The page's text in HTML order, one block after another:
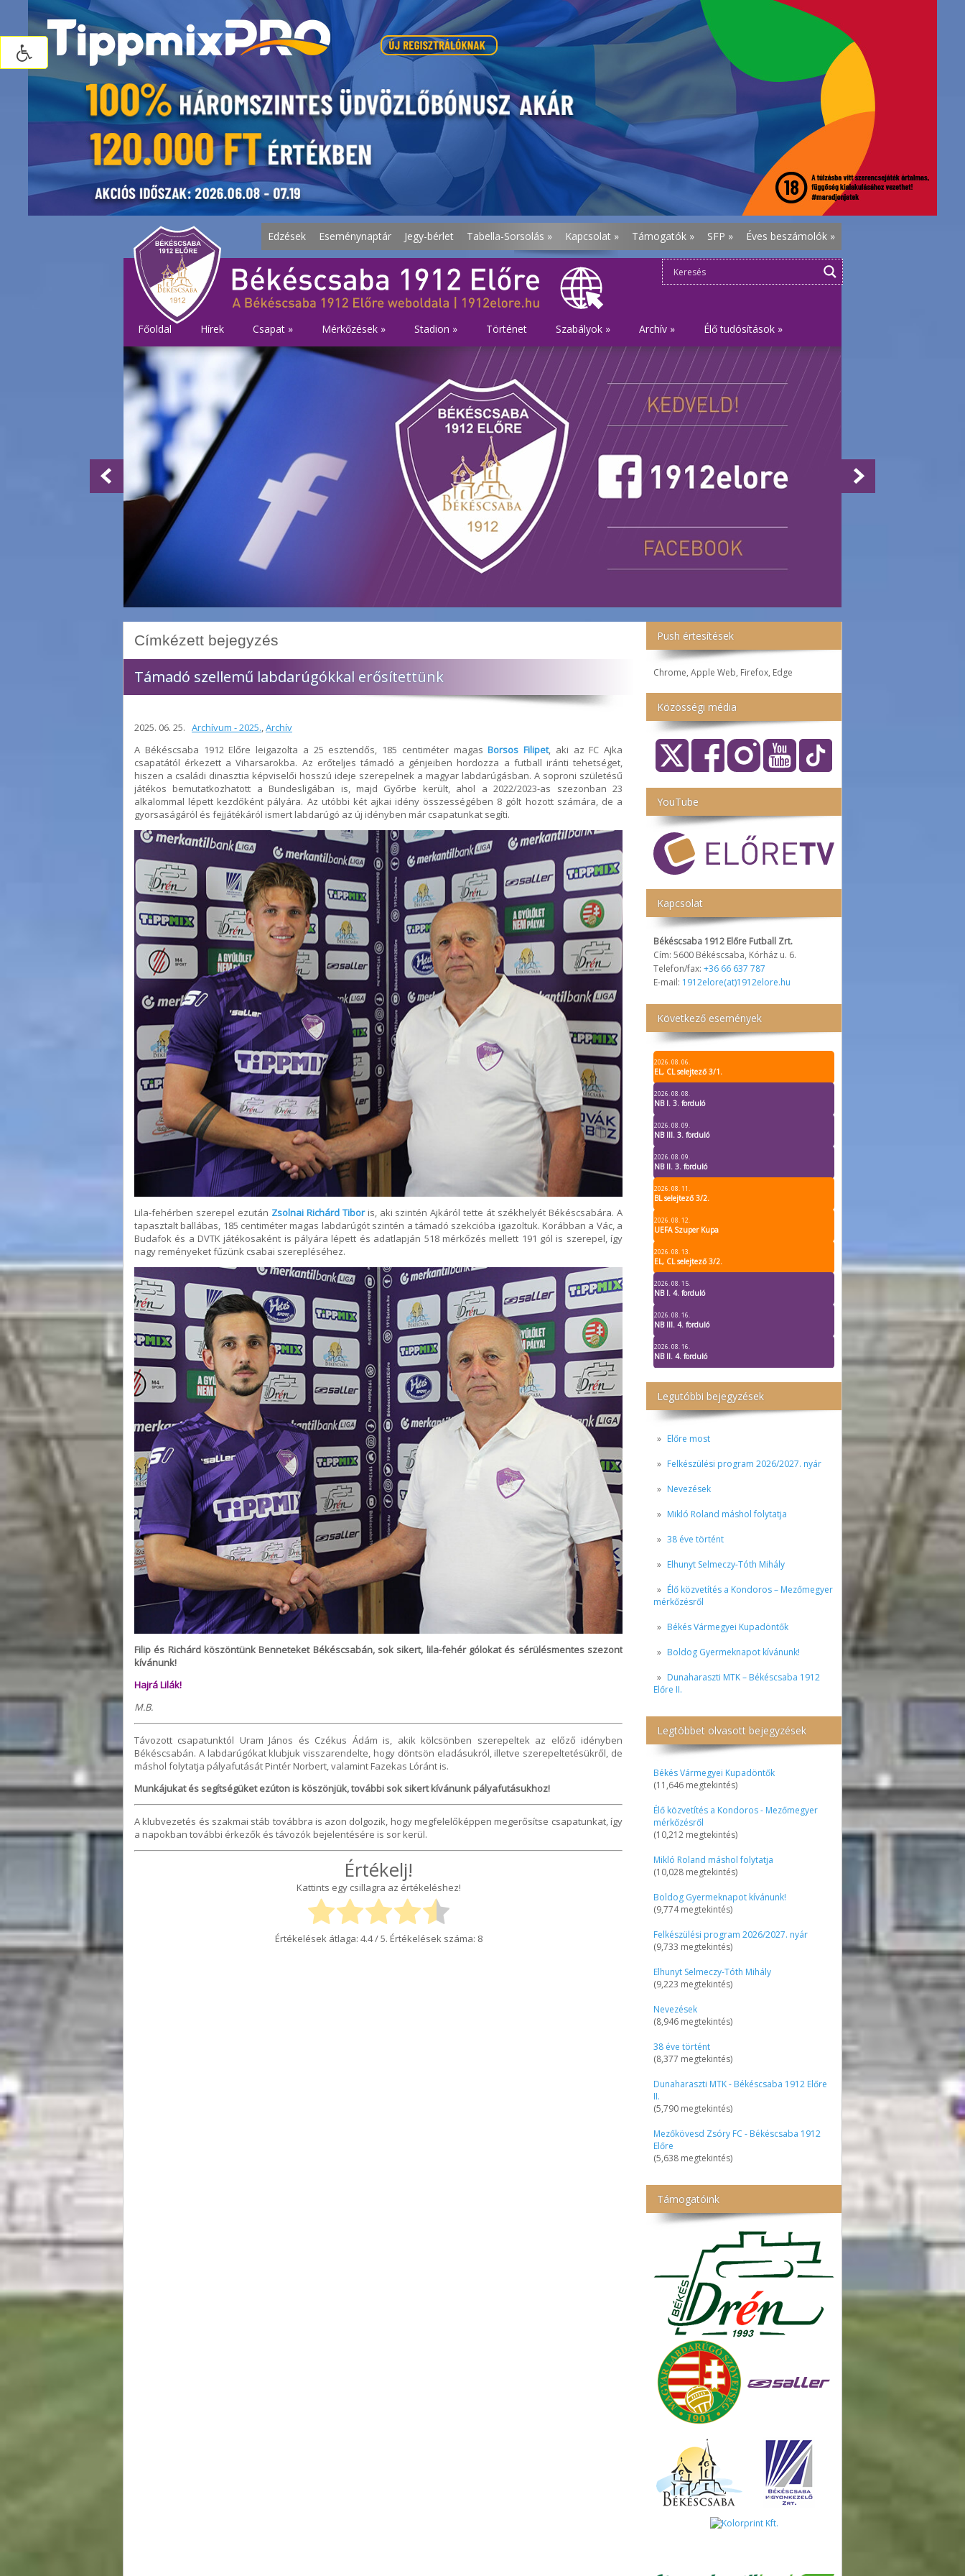
Edzések Eseménynaptár Jegy-bérlet Tabella-Sorsolás » Kapcsolat » Támogatók » SFP » Éves beszámolók »
Főoldal Hírek Csapat » Mérkőzések » Stadion » Történet Szabályok » Archív » Élő tudósítások »
Push értesítések
Chrome, Apple Web, Firefox, Edge
Közösségi média
YouTube
Kapcsolat
Békéscsaba 1912 Előre Futball Zrt.
Cím: 5600 Békéscsaba, Kórház u. 6.
Telefon/fax: +36 66 637 787
E-mail: 1912elore(at)1912elore.hu
Következő események
2026. 08. 06.
EL, CL selejtező 3/1.
2026. 08. 08.
NB I. 3. forduló
2026. 08. 09.
NB III. 3. forduló
2026. 08. 09.
NB II. 3. forduló
2026. 08. 11.
BL selejtező 3/2.
2026. 08. 12.
UEFA Szuper Kupa
2026. 08. 13.
EL, CL selejtező 3/2.
2026. 08. 15.
NB I. 4. forduló
2026. 08. 16.
NB III. 4. forduló
2026. 08. 16.
NB II. 4. forduló
Legutóbbi bejegyzések
Előre most
Felkészülési program 2026/2027. nyár
Nevezések
Mikló Roland máshol folytatja
38 éve történt
Elhunyt Selmeczy-Tóth Mihály
Élő közvetítés a Kondoros – Mezőmegyer
mérkőzésről
Békés Vármegyei Kupadöntők
Boldog Gyermeknapot kívánunk!
Dunaharaszti MTK – Békéscsaba 1912
Előre II.
Legtöbbet olvasott bejegyzések
Békés Vármegyei Kupadöntők
(11,646 megtekintés)
Élő közvetítés a Kondoros - Mezőmegyer
mérkőzésről
(10,212 megtekintés)
Mikló Roland máshol folytatja
(10,028 megtekintés)
Boldog Gyermeknapot kívánunk!
(9,774 megtekintés)
Felkészülési program 2026/2027. nyár
(9,733 megtekintés)
Elhunyt Selmeczy-Tóth Mihály
(9,223 megtekintés)
Nevezések
(8,946 megtekintés)
38 éve történt
(8,377 megtekintés)
Dunaharaszti MTK - Békéscsaba 1912 Előre
II.
(5,790 megtekintés)
Mezőkövesd Zsóry FC - Békéscsaba 1912
Előre
(5,638 megtekintés)
Támogatóink
Címkézett bejegyzés
Támadó szellemű labdarúgókkal erősítettünk
2025. 06. 25. Archívum - 2025.,Archív
A Békéscsaba 1912 Előre leigazolta a 25 esztendős, 185 centiméter magasBorsos Filipet, aki az FC Ajka
csapatától érkezett a Viharsarokba. Az erőteljes támadó a génjeiben hordozza a futball iránti tehetséget,
hiszen a családi dinasztia képviselői hosszú ideje szerepelnek a magyar labdarúgásban. A soproni születésű
játékos bemutatkozhatott a Bundesligában is, majd Győrbe került, ahol a 2022/2023-as szezonban 23
alkalommal lépett kezdőként pályára. Az utóbbi két ajkai idény összességében 8 gólt hozott számára, de a
gyorsaságáról és fejjátékáról ismert labdarúgó az új idényben már csapatunkat segíti.
Lila-fehérben szerepel ezután Zsolnai Richárd Tiboris, aki szintén Ajkáról tette át székhelyét Békéscsabára. A
tapasztalt ballábas, 185 centiméter magas labdarúgót szintén a támadó szekcióba igazoltuk. Korábban a Vác, a
Budafok és a DVTK játékosaként is pályára lépett és adatlapján 518 mérkőzés mellett 191 gól is szerepel, így
nagy reményeket fűzünk csabai szerepléséhez.
Filip és Richárd köszöntünk Benneteket Békéscsabán, sok sikert, lila-fehér gólokat és sérülésmentes szezont
kívánunk!
Hajrá Lilák!
M.B.
Távozott csapatunktól Uram János és Czékus Ádám is, akik kölcsönben szerepeltek az előző idényben
Békéscsabán. A labdarúgókat klubjuk visszarendelte, hogy döntsön eladásukról, illetve szerepeltetésükről, de
máshol folytatja pályafutását Pintér Norbert, valamint Fazekas Lóránt is.
Munkájukat és segítségüket ezúton is köszönjük, további sok sikert kívánunk pályafutásukhoz!
A klubvezetés és szakmai stáb továbbra is azon dolgozik, hogy megfelelőképpen megerősítse csapatunkat, így
a napokban további érkezők és távozók bejelentésére is sor kerül.
Értékelj!
Kattints egy csillagra az értékeléshez!
Értékelések átlaga: 4.4/ 5. Értékelések száma: 8